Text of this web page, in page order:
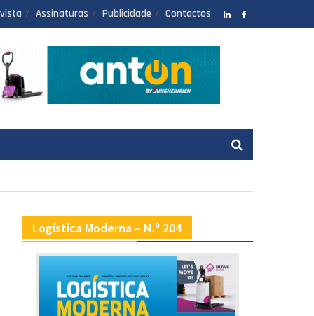
Assinaturas Publicidade Contactos
Logística Moderna – N.º 204